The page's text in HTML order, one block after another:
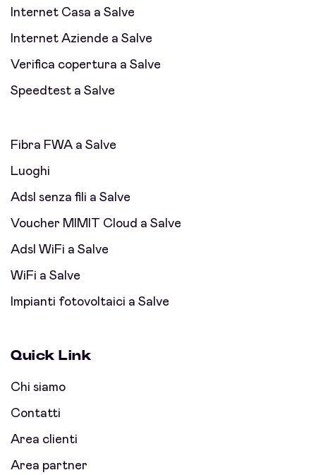
Internet Casa a Salve
Internet Aziende a Salve
Verifica copertura a Salve
Speedtest a Salve
Fibra FWA a Salve
Luoghi
Adsl senza fili a Salve
Voucher MIMIT Cloud a Salve
Adsl WiFi a Salve
WiFi a Salve
Impianti fotovoltaici a Salve
Quick Link
Chi siamo
Contatti
Area clienti
Area partner